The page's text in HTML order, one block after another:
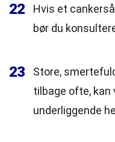
22
Hvis et
bør du
23
Store,
tilbage ofte,
underliggende